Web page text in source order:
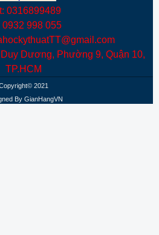
0316899489
0932 998 055
Dương, Phường 9, Quận 10,
TP.HCM
2021
By GianHangVN